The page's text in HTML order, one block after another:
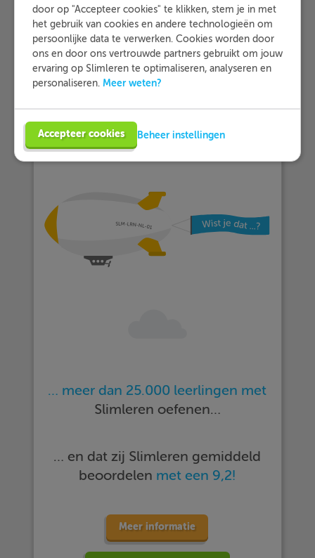
Nooit is een onbepaald bijwoord.
c.Wanneer ga je op vakantie?
Wanneer is een vragend bijwoord.
… meer dan 25.000 leerlingen met
Slimleren oefenen…
… en dat zij Slimleren gemiddeld
beoordelen met een 9,2!
Meer informatie
door op "Accepteer cookies" te klikken, stem je in met
het gebruik van cookies en andere technologieën om
persoonlijke data te verwerken. Cookies worden door
ons en door ons vertrouwde partners gebruikt om jouw
ervaring op Slimleren te optimaliseren, analyseren en
personaliseren. Meer weten?
Accepteer cookies Beheer instellingen